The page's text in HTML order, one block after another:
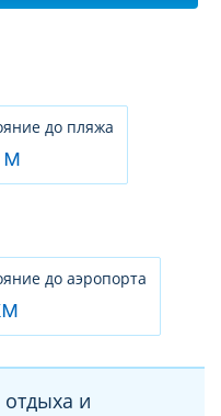
до пляжа
до аэропорта
и